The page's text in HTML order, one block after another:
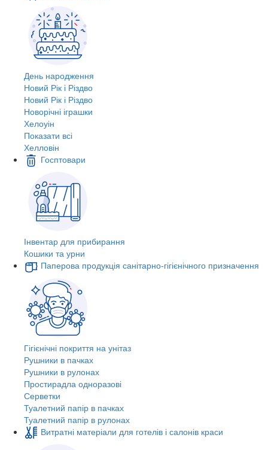
День народження
Новий Рік і Різдво
Новий Рік і Різдво
Новорічні іграшки
Хелоуін
Показати всі
Хелловін
Госптовари
Інвентар для прибирання
Кошики та урни
Паперова продукція санітарно-гігієнічного призначення
Гігієнічні покриття на унітаз
Рушники в пачках
Рушники в рулонах
Простирадла одноразові
Серветки
Туалетний папір в пачках
Туалетний папір в рулонах
Витратні матеріали для готелів і салонів краси